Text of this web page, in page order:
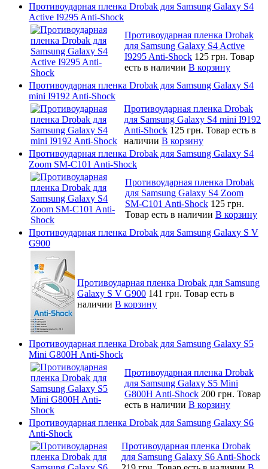
Противоударная пленка Drobak для Samsung Galaxy S4
Active I9295 Anti-Shock
Противоударная пленка Drobak
для Samsung Galaxy S4 Active
I9295 Anti-Shock 125 грн. Товар
есть в наличии В корзину
Противоударная пленка Drobak для Samsung Galaxy S4
mini I9192 Anti-Shock
Противоударная пленка Drobak
для Samsung Galaxy S4 mini I9192
Anti-Shock 125 грн. Товар есть в
наличии В корзину
Противоударная пленка Drobak для Samsung Galaxy S4
Zoom SM-C101 Anti-Shock
Противоударная пленка Drobak
для Samsung Galaxy S4 Zoom
SM-C101 Anti-Shock 125 грн.
Товар есть в наличии В корзину
Противоударная пленка Drobak для Samsung Galaxy S V
G900
Противоударная пленка Drobak для Samsung
Galaxy S V G900 141 грн. Товар есть в
наличии В корзину
Противоударная пленка Drobak для Samsung Galaxy S5
Mini G800H Anti-Shock
Противоударная пленка Drobak
для Samsung Galaxy S5 Mini
G800H Anti-Shock 200 грн. Товар
есть в наличии В корзину
Противоударная пленка Drobak для Samsung Galaxy S6
Anti-Shock
Противоударная пленка Drobak
для Samsung Galaxy S6 Anti-Shock